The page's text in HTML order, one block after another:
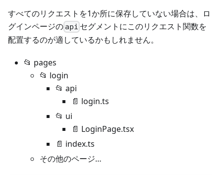
すべてのリクエストを1か所に保存していない場合は、ロ
グインページの api セグメントにこのリクエスト関数を
配置するのが適しているかもしれません。
📂 pages
📂 login
📂 api
📄 login.ts
📂 ui
📄 LoginPage.tsx
📄 index.ts
その他のページ…